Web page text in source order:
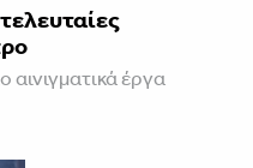
αινιγματικά έργα